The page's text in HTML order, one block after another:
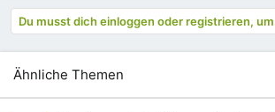
Du musst dich einloggen oder registrieren,
Ähnliche Themen